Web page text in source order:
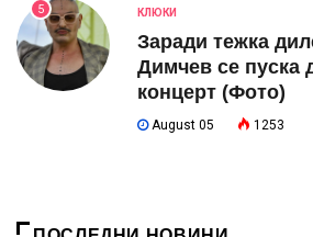
5 КЛЮКИ
Заради тежка
Димчев се пуска
концерт (Фото)
August 05 1253